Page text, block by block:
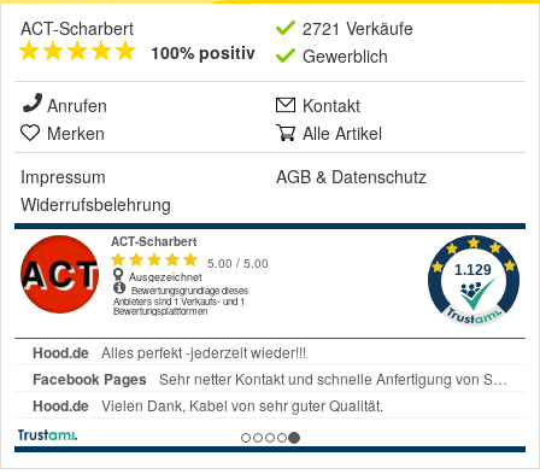
ACT-Scharbert
100% positiv
2721 Verkäufe
Gewerblich
Anrufen
Kontakt
Merken
Alle Artikel
Impressum
AGB & Datenschutz
Widerrufsbelehrung